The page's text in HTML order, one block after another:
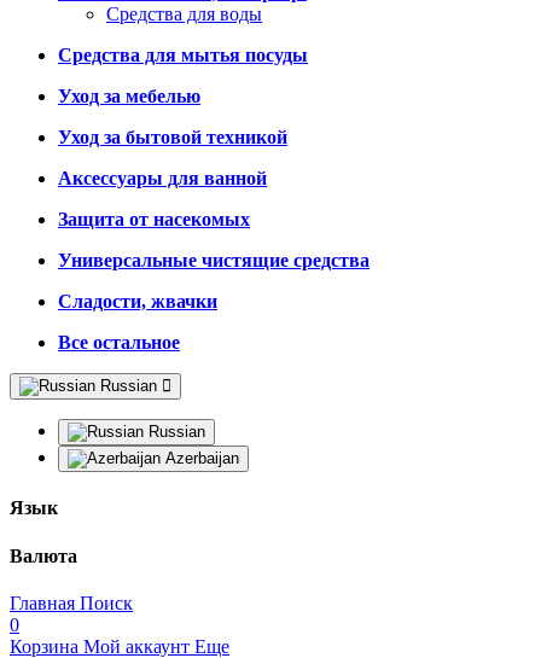
Средства для воды
Средства для мытья посуды
Уход за мебелью
Уход за бытовой техникой
Аксессуары для ванной
Защита от насекомых
Универсальные чистящие средства
Сладости, жвачки
Все остальное
Russian
Russian
Azerbaijan
Язык
Валюта
Главная Поиск
0
Корзина Мой аккаунт Еще